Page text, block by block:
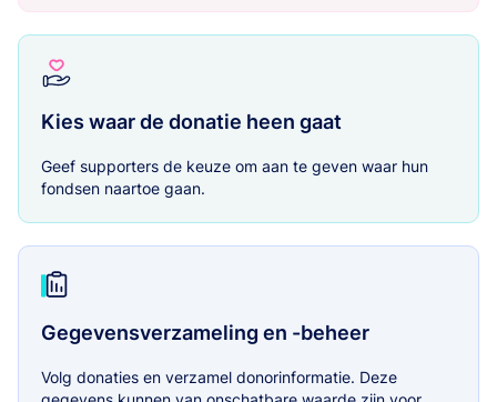
Kies waar de donatie heen gaat
Geef supporters de keuze om aan te geven waar hun
fondsen naartoe gaan.
Gegevensverzameling en -beheer
Volg donaties en verzamel donorinformatie. Deze